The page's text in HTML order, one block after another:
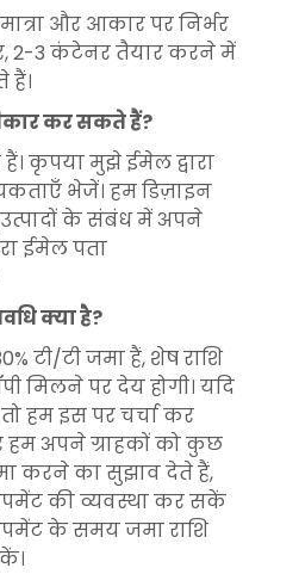
और आकार पर निर्भर
2-3 कंटेनर तैयार करने में
हैं।
कर सकते हैं?
कृपया मुझे ईमेल द्वारा
भेजें। हम डिज़ाइन
के संबंध में अपने
ईमेल पता
क्या है?
टी/टी जमा हैं, शेष राशि
मिलने पर देय होगी। यदि
हम इस पर चर्चा कर
अपने ग्राहकों को कुछ
करने का सुझाव देते हैं,
की व्यवस्था कर सकें
के समय जमा राशि